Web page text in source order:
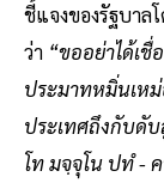
ชี้แจงของรัฐบาล
ว่า “ขออย่าได้เชื่
ประมาทหมิ่นเห
ประเทศถึงกับดั
โท มจฺจุโน ปทํ -